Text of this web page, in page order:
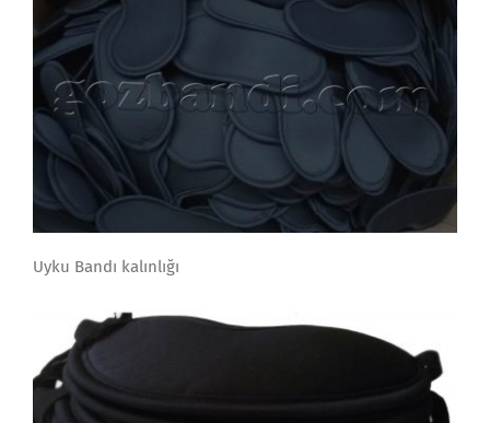
Uyku Bandı kalınlığı